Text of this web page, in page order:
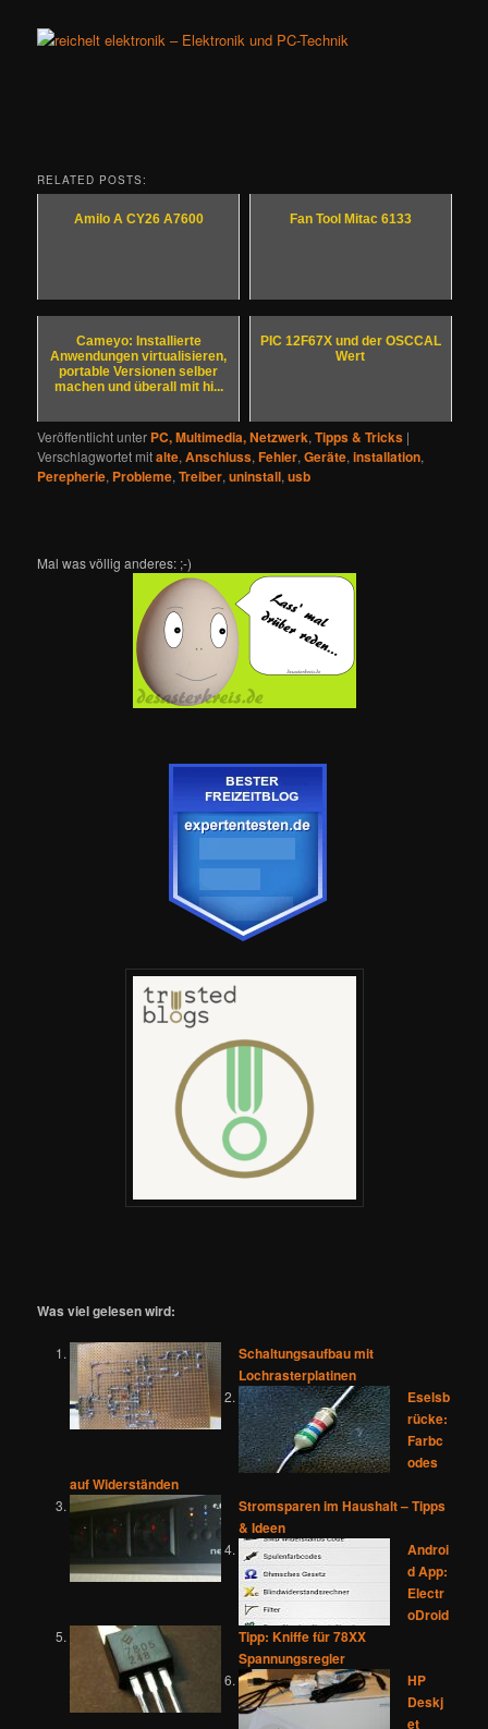
RELATED POSTS:
Amilo A CY26 A7600 Fan Tool Mitac 6133
Cameyo: Installierte
Anwendungen virtualisieren,
portable Versionen selber
machen und überall mit hi...
PIC 12F67X und der OSCCAL
Wert
Veröffentlicht unter PC, Multimedia, Netzwerk,Tipps & Tricks |
Verschlagwortet mitalte,Anschluss,Fehler,Geräte,installation,
Perepherie, Probleme,Treiber,uninstall,usb
Mal was völlig anderes: ;-)
Was viel gelesen wird:
Schaltungsaufbau mit
Lochrasterplatinen
Eselsb
rücke:
Farbc
odes
auf Widerständen
Stromsparen im Haushalt – Tipps
& Ideen
Androi
d App:
Electr
oDroid
Tipp: Kniffe für 78XX
Spannungsregler
HP
Deskj
et